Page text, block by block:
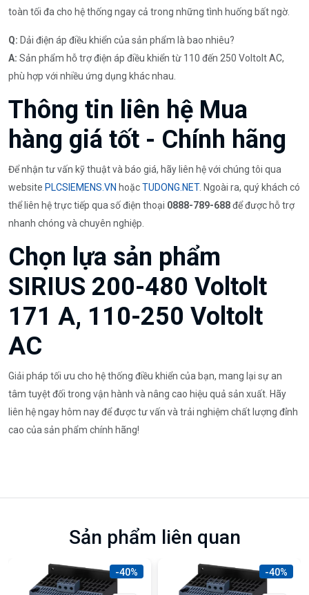
toàn tối đa cho hệ thống ngay cả trong những tình huống bất ngờ.
Q: Dải điện áp điều khiển của sản phẩm là bao nhiêu?
A: Sản phẩm hỗ trợ điện áp điều khiển từ 110 đến 250 Voltolt AC,
phù hợp với nhiều ứng dụng khác nhau.
Thông tin liên hệ Mua
hàng giá tốt - Chính hãng
Để nhận tư vấn kỹ thuật và báo giá, hãy liên hệ với chúng tôi qua
website PLCSIEMENS.VN hoặcTUDONG.NET. Ngoài ra, quý khách có
thể liên hệ trực tiếp qua số điện thoại 0888-789-688để được hỗ trợ
nhanh chóng và chuyên nghiệp.
Chọn lựa sản phẩm
SIRIUS 200-480 Voltolt
171 A, 110-250 Voltolt
AC
Giải pháp tối ưu cho hệ thống điều khiển của bạn, mang lại sự an
tâm tuyệt đối trong vận hành và nâng cao hiệu quả sản xuất. Hãy
liên hệ ngay hôm nay để được tư vấn và trải nghiệm chất lượng đỉnh
cao của sản phẩm chính hãng!
Sản phẩm liên quan
-40% -40%